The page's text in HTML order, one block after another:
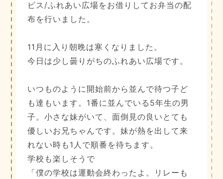
ビス/ふれあい広場をお借りしてお弁当の配
布を行いました。
11月に入り朝晩は寒くなりました。
今日は少し曇りがちのふれあい広場です。
いつものように開始前から並んで待つ子ど
も達もいます。1番に並んでいる5年生の男
子。小さな妹がいて、面倒見の良いとても
優しいお兄ちゃんです。妹が熱を出して来
れない時も1人で順番を待ちます。
学校も楽しそうで
「僕の学校は運動会終わったよ。リレーも